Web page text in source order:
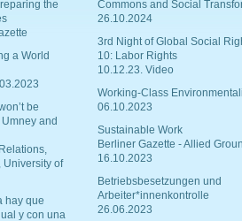
the
a World
be
and
University of
hay que
y con una
Commons and Social
26.10.2024
3rd Night of Global Social
10: Labor Rights
10.12.23. Video
Working-Class
06.10.2023
Sustainable Work
Berliner Gazette - Allied
16.10.2023
Betriebsbesetzungen und
Arbeiter*innenkontrolle
26.06.2023